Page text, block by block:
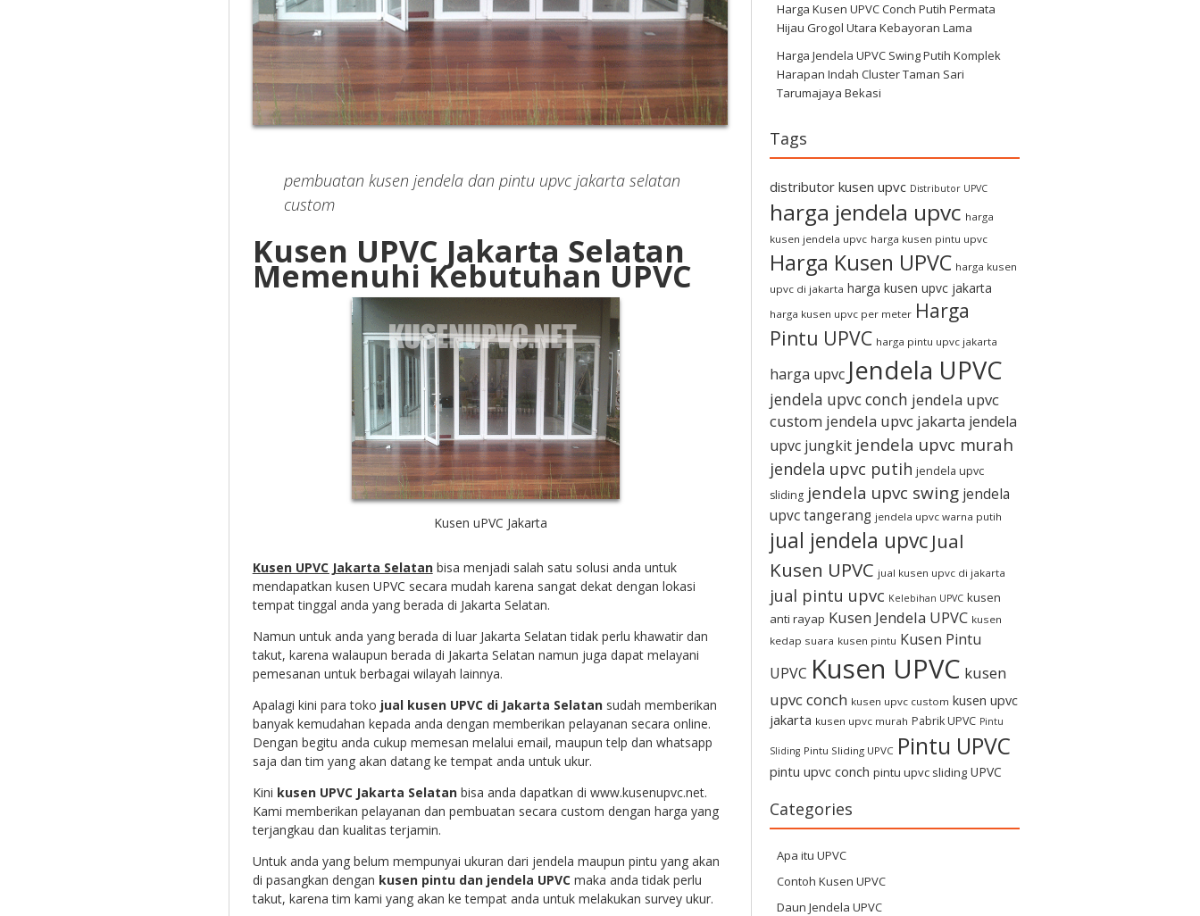
pembuatan kusen jendela dan pintu upvc jakarta selatan
custom
Kusen UPVC Jakarta Selatan
Memenuhi Kebutuhan UPVC
Kusen uPVC Jakarta
Kusen UPVC Jakarta Selatanbisa menjadi salah satu solusi anda untuk
mendapatkan kusen UPVC secara mudah karena sangat dekat dengan lokasi
tempat tinggal anda yang berada di Jakarta Selatan.
Namun untuk anda yang berada di luar Jakarta Selatan tidak perlu khawatir dan
takut, karena walaupun berada di Jakarta Selatan namun juga dapat melayani
pemesanan untuk berbagai wilayah lainnya.
Apalagi kini para toko jual kusen UPVC di Jakarta Selatansudah memberikan
banyak kemudahan kepada anda dengan memberikan pelayanan secara online.
Dengan begitu anda cukup memesan melalui email, maupun telp dan whatsapp
saja dan tim yang akan datang ke tempat anda untuk ukur.
Kini kusen UPVC Jakarta Selatanbisa anda dapatkan di www.kusenupvc.net.
Kami memberikan pelayanan dan pembuatan secara custom dengan harga yang
terjangkau dan kualitas terjamin.
Untuk anda yang belum mempunyai ukuran dari jendela maupun pintu yang akan
di pasangkan dengan kusen pintu dan jendela UPVCmaka anda tidak perlu
takut, karena tim kami yang akan ke tempat anda untuk melakukan survey ukur.
Harga Kusen UPVC Conch Putih Permata
Hijau Grogol Utara Kebayoran Lama
Harga Jendela UPVC Swing Putih Komplek
Harapan Indah Cluster Taman Sari
Tarumajaya Bekasi
Tags
distributor kusen upvc Distributor UPVC
harga jendela upvc harga
kusen jendela upvc harga kusen pintu upvc
Harga Kusen UPVC harga kusen
upvc di jakarta harga kusen upvc jakarta
harga kusen upvc per meter Harga
Pintu UPVC harga pintu upvc jakarta
harga upvc Jendela UPVC
jendela upvc conch jendela upvc
custom jendela upvc jakarta jendela
upvc jungkit jendela upvc murah
jendela upvc putih jendela upvc
sliding jendela upvc swing jendela
upvc tangerang jendela upvc warna putih
jual jendela upvc Jual
Kusen UPVC jual kusen upvc di jakarta
jual pintu upvc Kelebihan UPVC kusen
anti rayap Kusen Jendela UPVC kusen
kedap suara kusen pintu Kusen Pintu
UPVC Kusen UPVC kusen
upvc conch kusen upvc custom kusen upvc
jakarta kusen upvc murah Pabrik UPVC Pintu
Sliding Pintu Sliding UPVC Pintu UPVC
pintu upvc conch pintu upvc sliding UPVC
Categories
Apa itu UPVC
Contoh Kusen UPVC
Daun Jendela UPVC